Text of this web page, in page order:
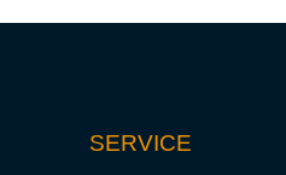
SERVICE